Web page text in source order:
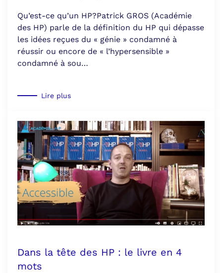
Qu’est-ce qu’un HP?Patrick GROS (Académie
des HP) parle de la définition du HP qui dépasse
les idées reçues du « génie » condamné à
réussir ou encore de « l’hypersensible »
condamné à sou…
Lire plus
Dans la tête des HP : le livre en 4
mots